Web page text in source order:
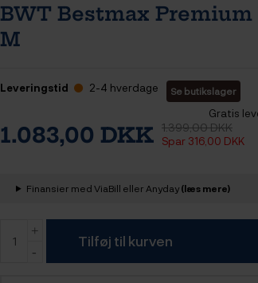
BWT Bestmax
M
Leveringstid 2-4 hverdage Se butikslager
Gratis
1.083,00 DKK 1.399,00 DKK
Spar 316,00 DKK
Finansier med ViaBill eller Anyday(læs mere)
Tilføj til kurven